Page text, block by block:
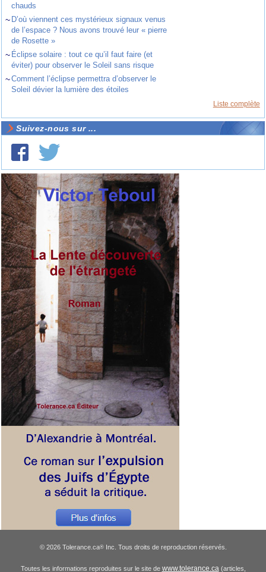
chauds
~ D’où viennent ces mystérieux signaux venus
de l’espace ? Nous avons trouvé leur « pierre
de Rosette »
~ Éclipse solaire : tout ce qu’il faut faire (et
éviter) pour observer le Soleil sans risque
~Comment l’éclipse permettra d’observer le
Soleil dévier la lumière des étoiles
Liste complète
Suivez-nous sur ...
© 2026 Tolerance.ca®Inc. Tous droits de reproduction réservés.
Toutes les informations reproduites sur le site de www.tolerance.ca (articles,